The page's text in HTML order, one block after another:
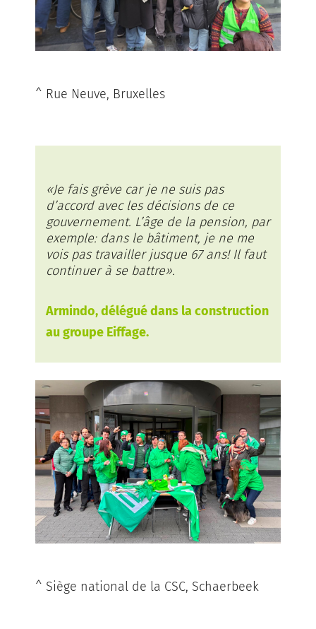
^ Rue Neuve, Bruxelles
«Je fais grève car je ne suis pas
d’accord avec les décisions de ce
gouvernement. L’âge de la pension, par
exemple: dans le bâtiment, je ne me
vois pas travailler jusque 67 ans! Il faut
continuer à se battre».
Armindo, délégué dans la construction
au groupe Eiffage.
^ Siège national de la CSC, Schaerbeek